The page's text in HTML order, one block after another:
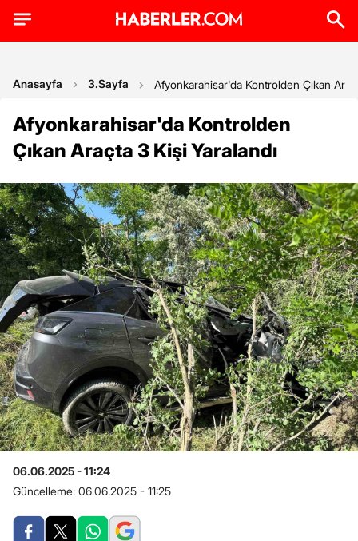
Anasayfa 3.Sayfa Afyonkarahisar'da Kontrolden Çıkan
Afyonkarahisar'da Kontrolden
Çıkan Araçta 3 Kişi Yaralandı
06.06.2025 - 11:24
Güncelleme: 06.06.2025 - 11:25